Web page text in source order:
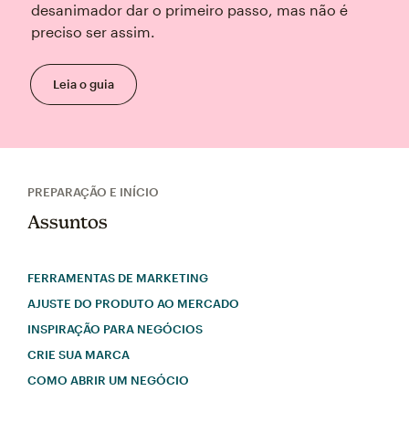
desanimador dar o primeiro passo, mas não é
preciso ser assim.
Leia o guia
PREPARAÇÃO E INÍCIO
Assuntos
FERRAMENTAS DE MARKETING
AJUSTE DO PRODUTO AO MERCADO
INSPIRAÇÃO PARA NEGÓCIOS
CRIE SUA MARCA
COMO ABRIR UM NEGÓCIO